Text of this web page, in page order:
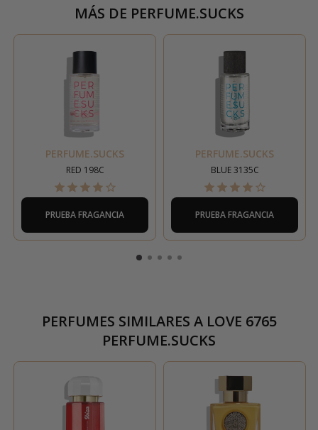
MÁS DE PERFUME.SUCKS
PERFUME.SUCKS
RED 198C
PRUEBA FRAGANCIA
PERFUME.SUCKS
BLUE 3135C
PRUEBA FRAGANCIA
PERFUMES SIMILARES ALOVE 6765
PERFUME.SUCKS